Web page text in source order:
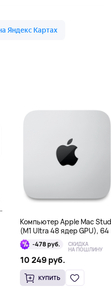
Компьютер Apple Mac
(M1 Ultra 48 ядер GPU), 64
1 Тб -478 руб. СКИДКА
НА ПОШЛИНУ
10 249 руб.
КУПИТЬ